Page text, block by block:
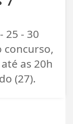
25 - 30
concurso,
as 20h
(27).